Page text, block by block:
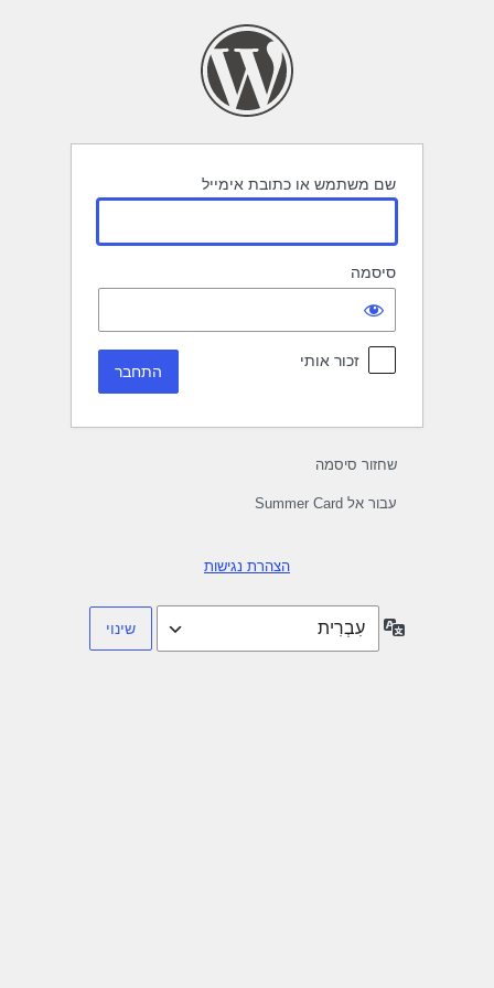
שם משתמש או כתובת אימייל
סיסמה
זכור אותי
שחזור סיסמה
עבור אל Summer Card
הצהרת נגישות
שפה